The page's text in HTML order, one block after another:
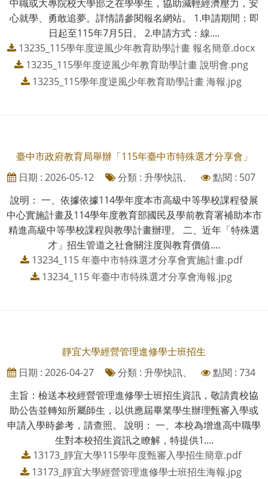
中職或大專院校大學部之在學學生，協助減輕經濟壓力，安
心就學、勇敢追夢。詳情請參閱報名網站。 1.申請期間：即
日起至115年7月5日。 2.申請方式：線....
13235_115學年度逆風少年教育助學計畫 報名簡章.docx
13235_115學年度逆風少年教育助學計畫 說明會.png
13235_115學年度逆風少年教育助學計畫 海報.jpg
臺中市政府教育局舉辦「115年臺中市特殊選才分享會」
日期 : 2026-05-12
分類 : 升學快訊、
點閱 : 507
說明： 一、依據依據114學年度本市高級中等學校課程發展
中心實施計畫及114學年度教育部國民及學前教育署補助本市
精進高級中等學校課程與教學計畫辦理。 二、近年「特殊選
才」招生管道之社會關注度與教育價值....
13234_115 年臺中市特殊選才分享會實施計畫.pdf
13234_115 年臺中市特殊選才分享會海報.jpg
靜宜大學經營管理進修學士班招生
日期 : 2026-04-27
分類 : 升學快訊、
點閱 : 734
主旨：檢送本校經營管理進修學士班招生資訊，敬請貴校協
助公告並轉知所屬師生，以供應屆畢業學生辦理甄審入學或
申請入學時參考，請查照。 說明： 一、本校為增進高中職學
生對本校招生資訊之瞭解，特提供1....
13173_靜宜大學115學年度甄審入學招生簡章.pdf
13173_靜宜大學經營管理進修學士班招生海報.jpg